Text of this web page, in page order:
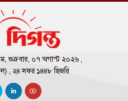
, শুক্রবার, ০৭ অগাস্ট ২০২৬ ,
, ২৪ সফর ১৪৪৮ হিজরি